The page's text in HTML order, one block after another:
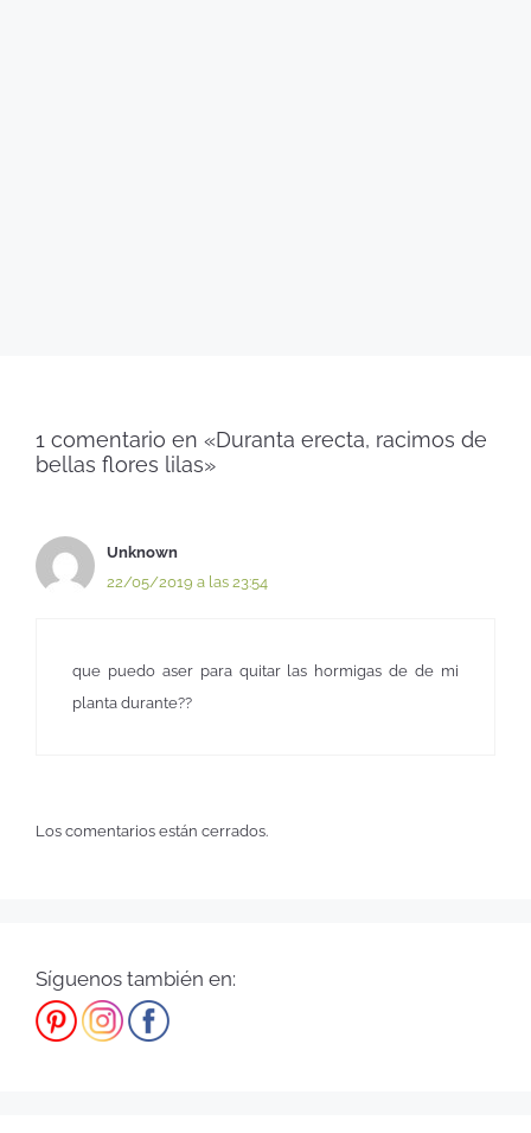
1 comentario en «Duranta erecta, racimos de
bellas flores lilas»
Unknown
22/05/2019 a las 23:54
que puedo aser para quitar las hormigas de de mi
planta durante??
Los comentarios están cerrados.
Síguenos también en: